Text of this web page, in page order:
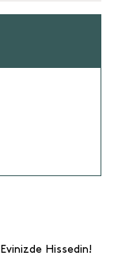
Hissedin!